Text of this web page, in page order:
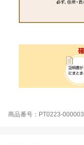
商品番号：PT0223-000003